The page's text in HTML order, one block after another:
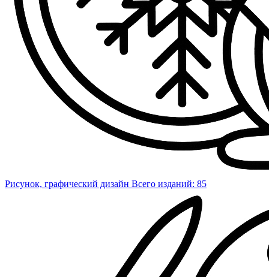
Рисунок, графический дизайн Всего изданий: 85